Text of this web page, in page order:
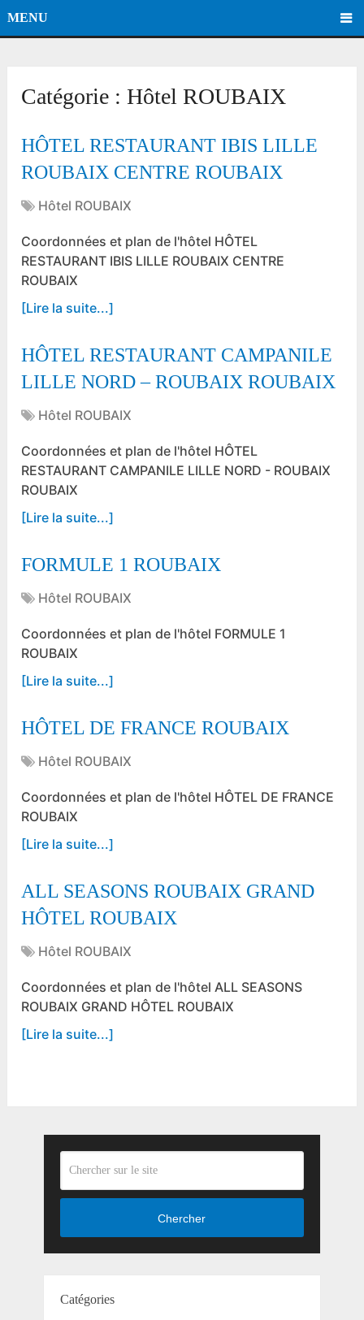
MENU
Catégorie :Hôtel ROUBAIX
HÔTEL RESTAURANT IBIS LILLE
ROUBAIX CENTRE ROUBAIX
Hôtel ROUBAIX
Coordonnées et plan de l'hôtel HÔTEL
RESTAURANT IBIS LILLE ROUBAIX CENTRE
ROUBAIX
[Lire la suite...]
HÔTEL RESTAURANT CAMPANILE
LILLE NORD – ROUBAIX ROUBAIX
Hôtel ROUBAIX
Coordonnées et plan de l'hôtel HÔTEL
RESTAURANT CAMPANILE LILLE NORD - ROUBAIX
ROUBAIX
[Lire la suite...]
FORMULE 1 ROUBAIX
Hôtel ROUBAIX
Coordonnées et plan de l'hôtel FORMULE 1
ROUBAIX
[Lire la suite...]
HÔTEL DE FRANCE ROUBAIX
Hôtel ROUBAIX
Coordonnées et plan de l'hôtel HÔTEL DE FRANCE
ROUBAIX
[Lire la suite...]
ALL SEASONS ROUBAIX GRAND
HÔTEL ROUBAIX
Hôtel ROUBAIX
Coordonnées et plan de l'hôtel ALL SEASONS
ROUBAIX GRAND HÔTEL ROUBAIX
[Lire la suite...]
Chercher
Catégories